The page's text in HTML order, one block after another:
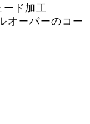
ード加工
オーバーのコー